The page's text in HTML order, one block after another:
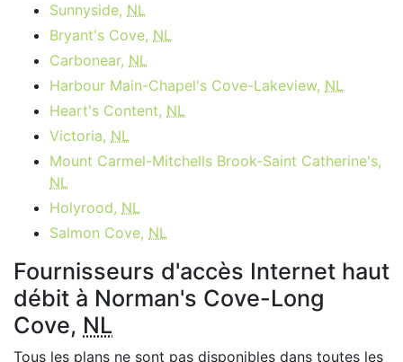
Sunnyside, NL
Bryant's Cove, NL
Carbonear, NL
Harbour Main-Chapel's Cove-Lakeview, NL
Heart's Content, NL
Victoria, NL
Mount Carmel-Mitchells Brook-Saint Catherine's,
NL
Holyrood, NL
Salmon Cove, NL
Fournisseurs d'accès Internet haut
débit à Norman's Cove-Long
Cove, NL
Tous les plans ne sont pas disponibles dans toutes les